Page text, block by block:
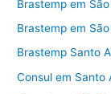
Brastemp em
Brastemp em
Brastemp Santo
Consul em Santo